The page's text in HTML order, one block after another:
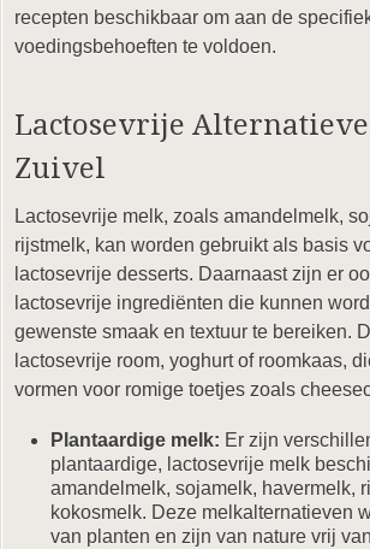
recepten beschikbaar om aan de
voedingsbehoeften te voldoen.
Lactosevrije
Zuivel
Lactosevrije melk, zoals amandelmelk,
rijstmelk, kan worden gebruikt als basis
lactosevrije desserts. Daarnaast zijn er
lactosevrije ingrediënten die kunnen
gewenste smaak en textuur te bereiken.
lactosevrije room, yoghurt of roomkaas,
vormen voor romige toetjes zoals
Plantaardige melk: Er zijn
plantaardige, lactosevrije melk
amandelmelk, sojamelk, havermelk,
kokosmelk. Deze melkalternatieven
van planten en zijn van nature vrij